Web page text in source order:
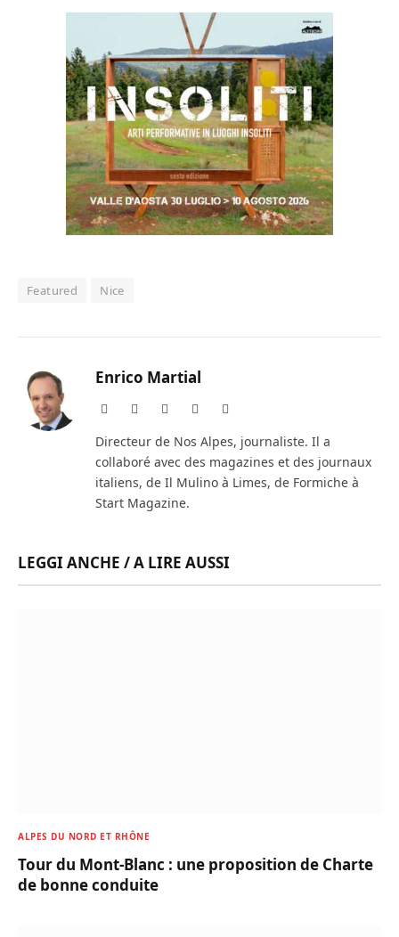
Featured Nice
Enrico Martial
Website Facebook Instagram
Directeur de Nos Alpes, journaliste. Il a
collaboré avec des magazines et des journaux
italiens, de Il Mulino à Limes, de Formiche à
Start Magazine.
LEGGI ANCHE / A LIRE AUSSI
ALPES DU NORD ET RHÔNE
Tour du Mont-Blanc : une proposition de Charte
de bonne conduite